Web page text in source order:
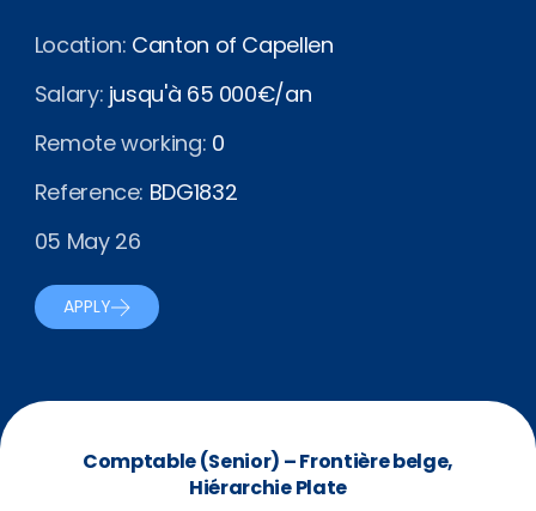
Location: Canton of Capellen
Salary: jusqu'à 65 000€/an
Remote working: 0
Reference: BDG1832
05 May 26
APPLY
Comptable (Senior) – Frontière belge,
Hiérarchie Plate